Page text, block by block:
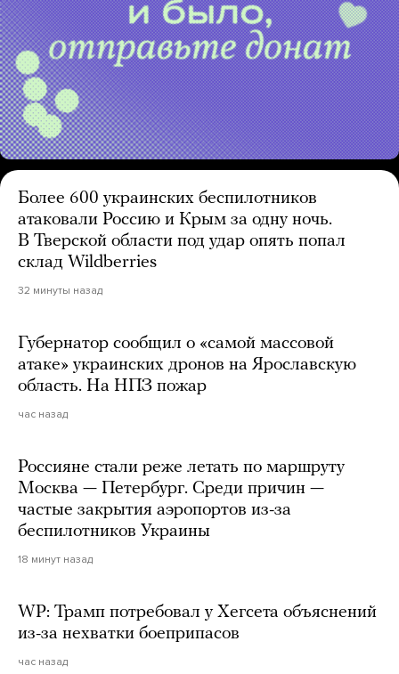
Более 600 украинских беспилотников
атаковали Россию и Крым за одну ночь.
В Тверской области под удар опять попал
склад Wildberries
32 минуты назад
Губернатор сообщил о «самой массовой
атаке» украинских дронов на Ярославскую
область. На НПЗ пожар
час назад
Россияне стали реже летать по маршруту
Москва — Петербург. Среди причин —
частые закрытия аэропортов из-за
беспилотников Украины
18 минут назад
WP: Трамп потребовал у Хегсета объяснений
из-за нехватки боеприпасов
час назад